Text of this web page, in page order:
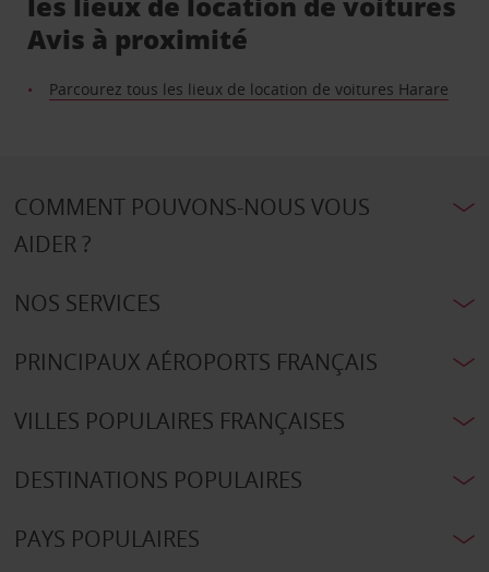
Avis à proximité
Parcourez tous les lieux de location de voitures Harare
COMMENT POUVONS-NOUS VOUS
AIDER ?
NOS SERVICES
PRINCIPAUX AÉROPORTS FRANÇAIS
VILLES POPULAIRES FRANÇAISES
DESTINATIONS POPULAIRES
PAYS POPULAIRES